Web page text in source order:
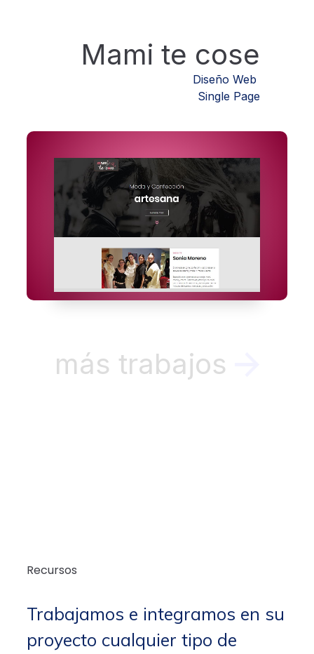
Mami te cose
Diseño Web
Single Page
más trabajos
Recursos
Trabajamos e integramos en su
proyecto cualquier tipo de